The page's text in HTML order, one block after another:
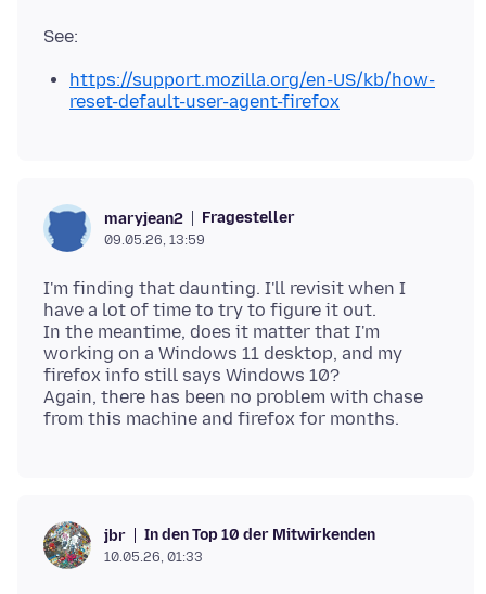
https://support.mozilla.org/en-US/kb/how-
reset-default-user-agent-firefox
maryjean2 Fragesteller
09.05.26, 13:59
I'm finding that daunting. I'll revisit when I
have a lot of time to try to figure it out.
In the meantime, does it matter that I'm
working on a Windows 11 desktop, and my
firefox info still says Windows 10?
Again, there has been no problem with chase
jbr In den Top 10 der Mitwirkenden
10.05.26, 01:33